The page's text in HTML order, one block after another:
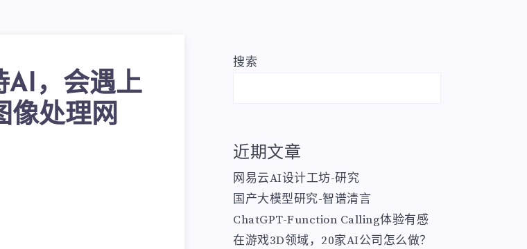
AI，会遇上
像处理网
搜索
近期文章
网易云AI设计工坊-研究
国产大模型研究-智谱清言
ChatGPT-Function Calling体验有感
在游戏3D领域，20家AI公司怎么做？